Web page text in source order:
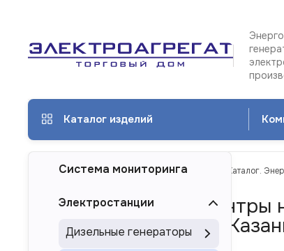
Каталог изделий
ТД Электроагрегат Каталог изделий Каталог.
Каталог.
8000 кВт/8 МВт в
Система мониторинга
Электростанции
Дизельные генераторы